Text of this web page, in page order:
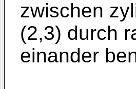
zwischen
(2,3) durch
einander